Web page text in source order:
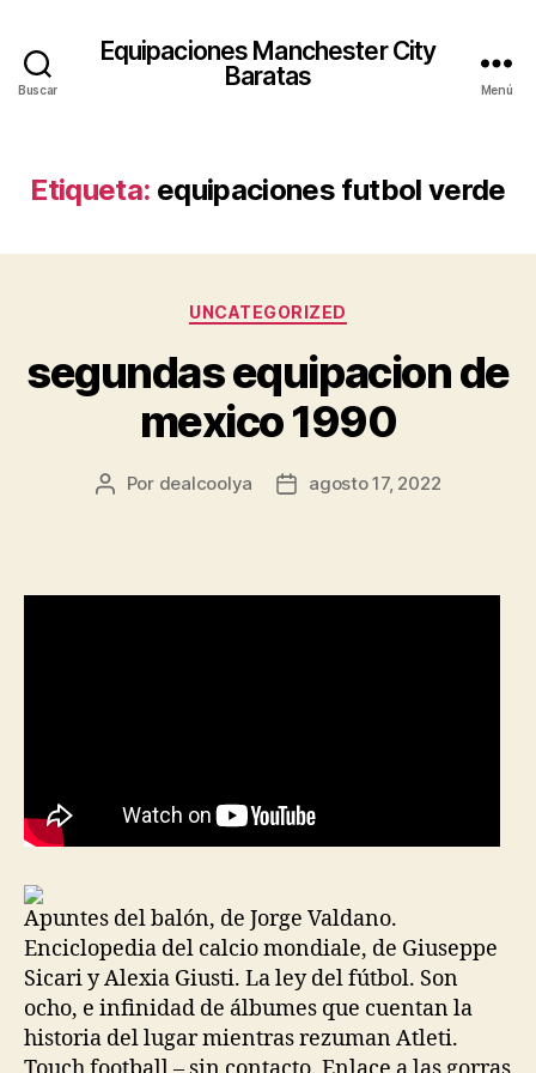
Buscar
Equipaciones Manchester City
Baratas
Menú
Etiqueta: equipaciones futbol verde
Categorías
UNCATEGORIZED
segundas equipacion de
mexico 1990
Autor
Por dealcoolya
Fechaagosto 17, 2022
Apuntes del balón, de Jorge Valdano.
Enciclopedia del calcio mondiale, de Giuseppe
Sicari y Alexia Giusti. La ley del fútbol. Son
ocho, e infinidad de álbumes que cuentan la
historia del lugar mientras rezuman Atleti.